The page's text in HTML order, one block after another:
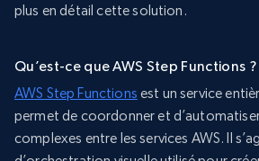
plus en détail cette solution.
Qu’est-ce que AWS Step Functions ?
AWS Step Functions est un service
permet de coordonner et
complexes entre les services AWS. Il